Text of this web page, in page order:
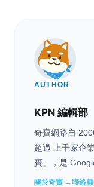
AUTHOR
KPN 編輯部
奇寶網路自
超過 上千家企
寶」，是
關於奇寶 →聯絡